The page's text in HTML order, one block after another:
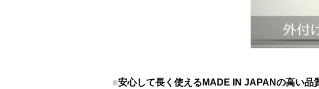
■安心して長く使えるMADE IN JAPANの高い品